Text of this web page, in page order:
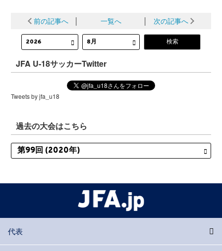
前の記事へ │ 一覧へ │ 次の記事へ
JFA U-18サッカーTwitter
Tweets by jfa_u18
過去の大会はこちら
代表